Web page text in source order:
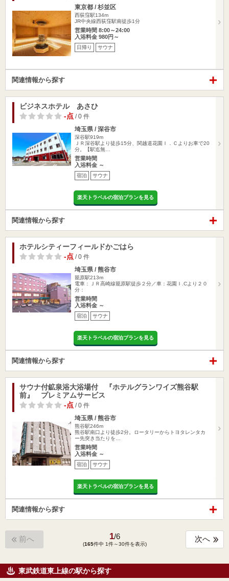
東京都 / 杉並区
西荻窪駅134m
JR中央線西荻窪駅南徒歩1分
営業時間 8:00～24:00
入浴料金 980円～
日帰り サウナ
関連情報から探す
ビジネスホテル あさひ
-点 / 0 件
埼玉県 / 深谷市
深谷駅919m
ＪＲ深谷駅より徒歩15分、関越道花園Ｉ．Ｃよりお車で20
分。【駅迄無…
営業時間
入浴料金 ～
宿泊 サウナ
楽天トラベルの宿泊プランを見る
関連情報から探す
ホテルシティーフィールドかごはら
-点 / 0 件
埼玉県 / 熊谷市
籠原駅213m
電車：ＪＲ高崎線籠原駅徒歩２分／車：花園Ｉ.Cより２０
分：
営業時間
入浴料金 ～
宿泊 サウナ
楽天トラベルの宿泊プランを見る
関連情報から探す
サウナ付鉱泉浴大浴場付 『ホテルグランワイズ熊谷駅
前』 プレミアムサービス
-点 / 0 件
埼玉県 / 熊谷市
熊谷駅246m
熊谷駅南口より徒歩2分。ロータリーからトヨタレンタカ
ー先突き当たりを…
営業時間
入浴料金 ～
宿泊 サウナ
楽天トラベルの宿泊プランを見る
関連情報から探す
前へ 1/6
(165件中 1件～30件を表示)
次へ
東武鉄道東上線の駅から探す